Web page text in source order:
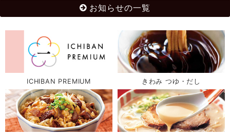
お知らせの一覧
ICHIBAN PREMIUM きわみ つゆ・だし